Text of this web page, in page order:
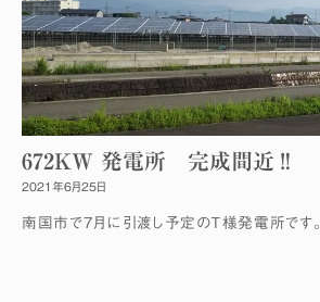
672KW 発電所 完成間近‼
2021年6月25日
南国市で7月に引渡し予定のＴ様発電所です。